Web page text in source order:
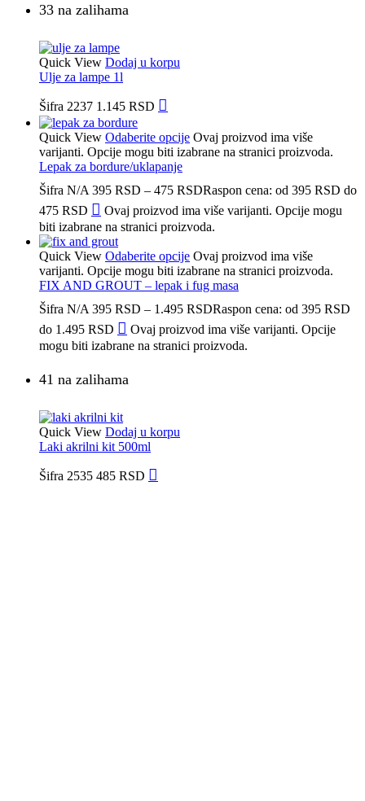
33 na zalihama
Quick View Dodaj u korpu
Ulje za lampe 1l
Šifra 2237 1.145 RSD
Quick View Odaberite opcije Ovaj proizvod ima više
varijanti. Opcije mogu biti izabrane na stranici proizvoda.
Lepak za bordure/uklapanje
Šifra N/A 395 RSD – 475 RSDRaspon cena: od 395 RSD do
475 RSD
Ovaj proizvod ima više varijanti. Opcije mogu
biti izabrane na stranici proizvoda.
Quick View Odaberite opcije Ovaj proizvod ima više
varijanti. Opcije mogu biti izabrane na stranici proizvoda.
FIX AND GROUT – lepak i fug masa
Šifra N/A 395 RSD – 1.495 RSDRaspon cena: od 395 RSD
do 1.495 RSD
Ovaj proizvod ima više varijanti. Opcije
mogu biti izabrane na stranici proizvoda.
41 na zalihama
Quick View Dodaj u korpu
Laki akrilni kit 500ml
Šifra 2535 485 RSD